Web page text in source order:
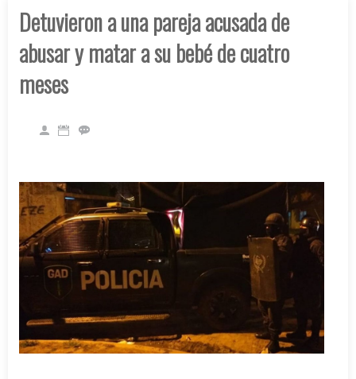
Detuvieron a una pareja acusada de
abusar y matar a su bebé de cuatro
meses